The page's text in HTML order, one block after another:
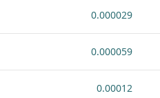
0.000029
0.000059
0.00012